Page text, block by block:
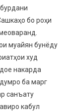
бо роҳи
муайян бунёду
худ
накарда
ба марг
санъату
кабул